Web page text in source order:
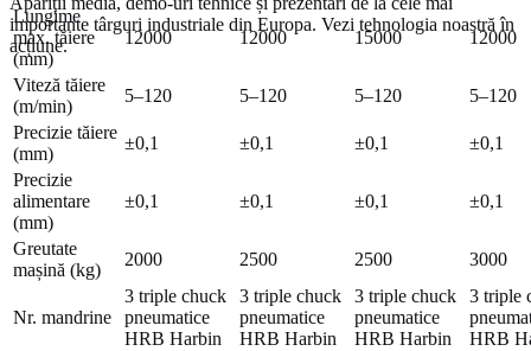
Lungime
max. tăiere
(mm)
12000 12000 15000 12000
Viteză tăiere
(m/min)
5–120 5–120 5–120
5–120
Precizie tăiere
(mm)
±0,1 ±0,1 ±0,1
±0,1
Precizie
alimentare
(mm)
±0,1 ±0,1 ±0,1 ±0,1
Greutate
mașină (kg)
2000 2500 2500 3000
Nr. mandrine
3 triple chuck
pneumatice
HRB Harbin
3 triple chuck
pneumatice
HRB Harbin
3 triple chuck
pneumatice
HRB Harbin
3 triple
HRB
importante târguri industriale din Europa. Vezi tehnologia noastră în
acțiune.